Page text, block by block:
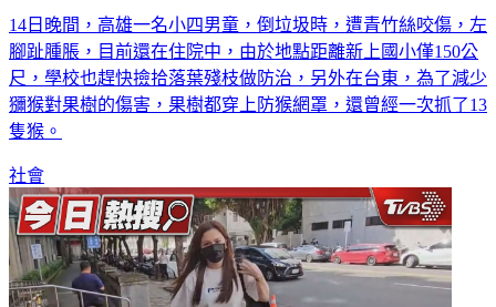
14日晚間，高雄一名小四男童，倒垃圾時，遭青竹絲咬傷，左
腳趾腫脹，目前還在住院中，由於地點距離新上國小僅150公
尺，學校也趕快撿拾落葉殘枝做防治，另外在台東，為了減少
獼猴對果樹的傷害，果樹都穿上防猴網罩，還曾經一次抓了13
隻猴。
社會